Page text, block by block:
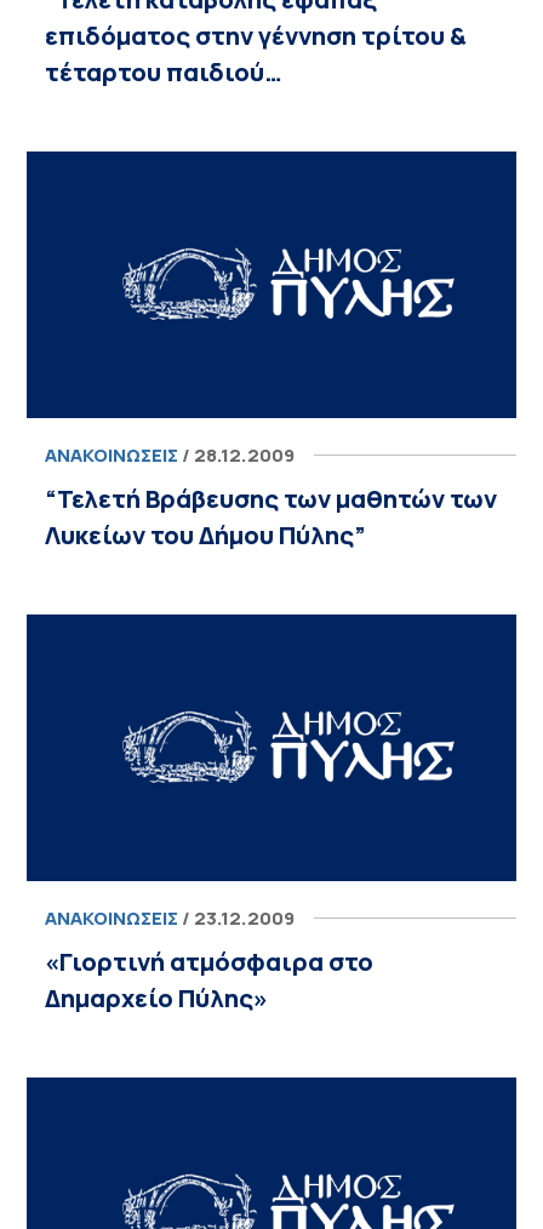
επιδόματος στην γέννηση τρίτου &
τέταρτου παιδιού…
ΑΝΑΚΟΙΝΏΣΕΙΣ / 28.12.2009
“Τελετή Βράβευσης των μαθητών των
Λυκείων του Δήμου Πύλης”
ΑΝΑΚΟΙΝΏΣΕΙΣ / 23.12.2009
«Γιορτινή ατμόσφαιρα στο
Δημαρχείο Πύλης»